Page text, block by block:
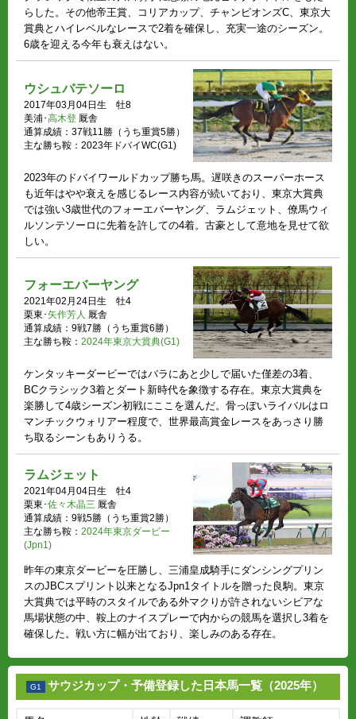
らした。その他帝王賞、コリアカップ、チャンピオンズC、東京大
賞典とハイレベルなレースで2着を確保し、充実一途のシーズン。
6歳を迎える今年も衰えはない。
ウシュバテソーロ
2017年03月04日生 牡8
美浦･高木登 厩舎
通算成績：37戦11勝（うち重賞5勝）
主な勝ち鞍：2023年ドバイWC(G1)
2023年のドバイワールドカップ勝ち馬。遅咲きのスーパーホース
も近年はやや衰えを感じるレース内容が続いており、東京大賞典
では強い3歳世代のフォーエバーヤング、ラムジェット、僚馬ウィ
ルソンテソーロに先着を許しての4着。古豪として意地を見せて欲
しい。
フォーエバーヤング
2021年02月24日生 牡4
栗東･矢作芳人
厩舎
通算成績：9戦7勝（うち重賞6勝）
主な勝ち鞍： 2024年東京大賞典(G1)
ケンタッキーダービーではバラにあと少しで届いた僅差の3着、
BCクラシック3着とダート新時代を象徴する存在。東京大賞典を
楽勝して4歳シーズン初戦にここを選んだ。骨っぽいライバルはロ
マンチックウォリアー程度で、世界最高賞金レースをあっさり勝
ち取るシーンもありうる。
ラムジェット
2021年04月04日生 牡4
栗東･佐々木晶三 厩舎
通算成績：9戦5勝（うち重賞2勝）
主な勝ち鞍： 2024年東京ダービー
(Jpn1)
昨年の東京ダービーを圧勝し、三浦皇成騎手にダンシングプリン
スのJBCスプリント以来となるJpn1タイトルを贈った良駒。東京
大賞典では平時のスタイルである外マクりが許されないシビアな
馬場状態の中、鞍上のナイスプレーで内からの競馬を選択し3着を
確保した。戦い方に幅が出ており、楽しみのある存在。
サウジカップ・予備登録した日本馬一覧（2025年）